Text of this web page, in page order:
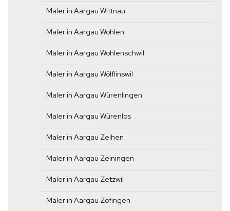
Maler in Aargau Wittnau
Maler in Aargau Wohlen
Maler in Aargau Wohlenschwil
Maler in Aargau Wölflinswil
Maler in Aargau Würenlingen
Maler in Aargau Würenlos
Maler in Aargau Zeihen
Maler in Aargau Zeiningen
Maler in Aargau Zetzwil
Maler in Aargau Zofingen